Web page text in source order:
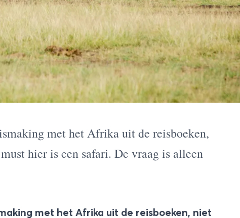
met het Afrika uit de reisboeken,
hier is een safari. De vraag is alleen
met het Afrika uit de reisboeken, niet